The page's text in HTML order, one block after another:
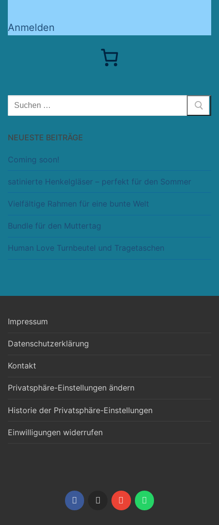
Anmelden
Suchen
nach:
NEUESTE BEITRÄGE
Coming soon!
satinierte Henkelgläser – perfekt für den Sommer
Vielfältige Rahmen für eine bunte Welt
Bundle für den Muttertag
Human Love Turnbeutel und Tragetaschen
Impressum
Datenschutzerklärung
Kontakt
Privatsphäre-Einstellungen ändern
Historie der Privatsphäre-Einstellungen
Einwilligungen widerrufen